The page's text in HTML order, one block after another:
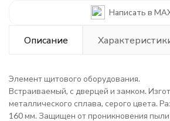
Написать в
Описание
Элемент щитового оборудования.
Встраиваемый, с дверцей и замком.
металлического сплава, серого цвета.
160 мм. Защищен от проникновения